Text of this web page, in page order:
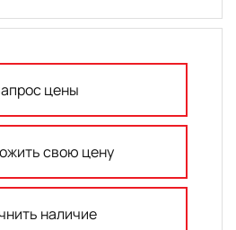
цены
свою цену
наличие